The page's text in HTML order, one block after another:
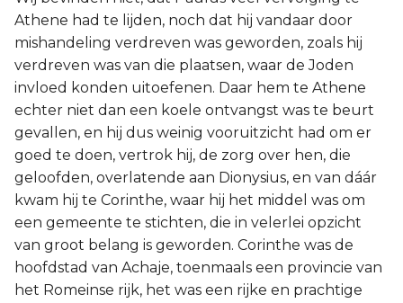
Athene had te lijden, noch dat hij vandaar door
mishandeling verdreven was geworden, zoals hij
verdreven was van die plaatsen, waar de Joden
invloed konden uitoefenen. Daar hem te Athene
echter niet dan een koele ontvangst was te beurt
gevallen, en hij dus weinig vooruitzicht had om er
goed te doen, vertrok hij, de zorg over hen, die
geloofden, overlatende aan Dionysius, en van dáár
kwam hij te Corinthe, waar hij het middel was om
een gemeente te stichten, die in velerlei opzicht
van groot belang is geworden. Corinthe was de
hoofdstad van Achaje, toenmaals een provincie van
het Romeinse rijk, het was een rijke en prachtige